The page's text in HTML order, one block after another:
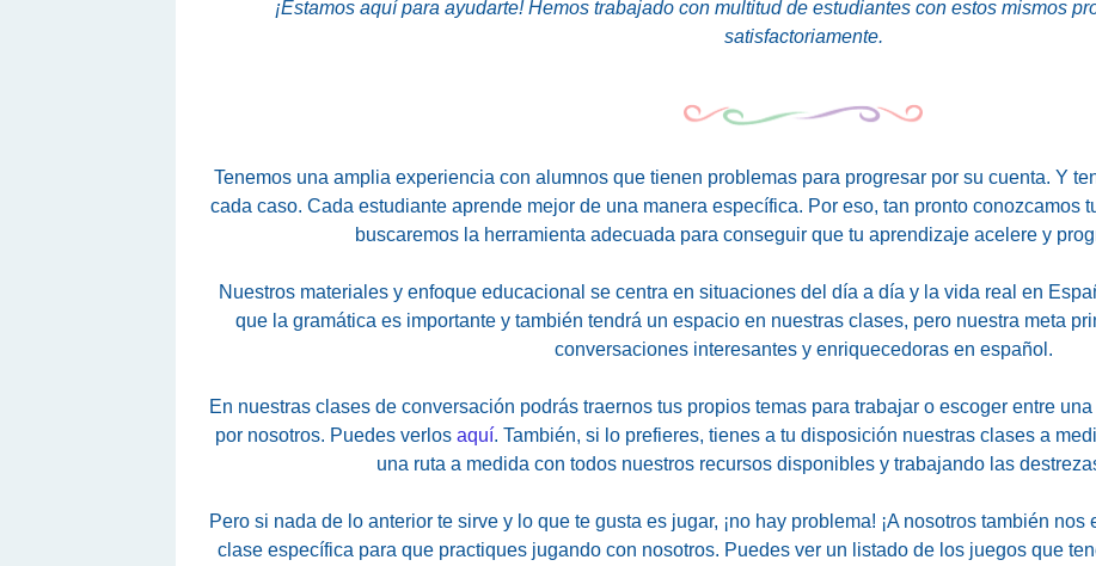
¡Estamos aquí para ayudarte! Hemos trabajado con multitud de estudiantes con estos mismos
satisfactoriamente.
Tenemos una amplia experiencia con alumnos que tienen problemas para progresar por su cuenta. Y
cada caso. Cada estudiante aprende mejor de una manera específica. Por eso, tan pronto conozcamos
buscaremos la herramienta adecuada para conseguir que tu aprendizaje acelere y
Nuestros materiales y enfoque educacional se centra en situaciones del día a día y la vida real en
que la gramática es importante y también tendrá un espacio en nuestras clases, pero nuestra meta
conversaciones interesantes y enriquecedoras en español.
En nuestras clases de conversación podrás traernos tus propios temas para trabajar o escoger entre
por nosotros. Puedes verlos aquí. También, si lo prefieres, tienes a tu disposición nuestras clases a
una ruta a medida con todos nuestros recursos disponibles y trabajando las
Pero si nada de lo anterior te sirve y lo que te gusta es jugar, ¡no hay problema! ¡A nosotros también
clase específica para que practiques jugando con nosotros. Puedes ver un listado de los juegos que